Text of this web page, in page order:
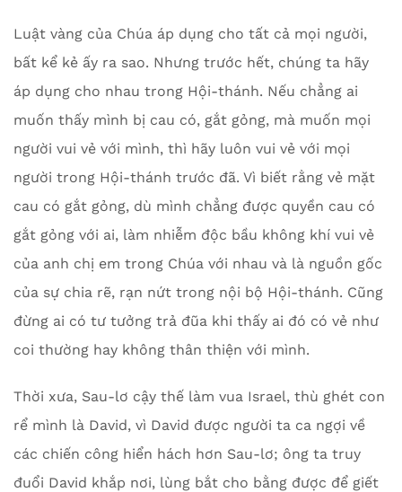
Luật vàng của Chúa áp dụng cho tất cả mọi người,
bất kể kẻ ấy ra sao. Nhưng trước hết, chúng ta hãy
áp dụng cho nhau trong Hội-thánh. Nếu chẳng ai
muốn thấy mình bị cau có, gắt gỏng, mà muốn mọi
người vui vẻ với mình, thì hãy luôn vui vẻ với mọi
người trong Hội-thánh trước đã. Vì biết rằng vẻ mặt
cau có gắt gỏng, dù mình chẳng được quyền cau có
gắt gỏng với ai, làm nhiễm độc bầu không khí vui vẻ
của anh chị em trong Chúa với nhau và là nguồn gốc
của sự chia rẽ, rạn nứt trong nội bộ Hội-thánh. Cũng
đừng ai có tư tưởng trả đũa khi thấy ai đó có vẻ như
coi thường hay không thân thiện với mình.
Thời xưa, Sau-lơ cậy thế làm vua Israel, thù ghét con
rể mình là David, vì David được người ta ca ngợi về
các chiến công hiển hách hơn Sau-lơ; ông ta truy
đuổi David khắp nơi, lùng bắt cho bằng được để giết